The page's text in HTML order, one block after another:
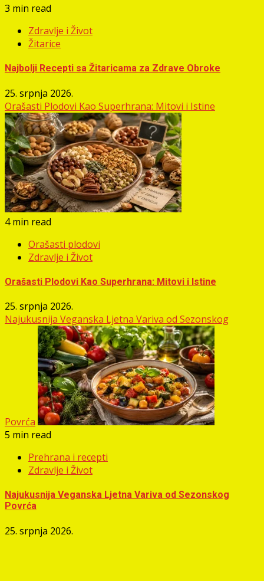
3 min read
Zdravlje i Život
Žitarice
Najbolji Recepti sa Žitaricama za Zdrave Obroke
25. srpnja 2026.
Orašasti Plodovi Kao Superhrana: Mitovi i Istine
4 min read
Orašasti plodovi
Zdravlje i Život
Orašasti Plodovi Kao Superhrana: Mitovi i Istine
25. srpnja 2026.
Najukusnija Veganska Ljetna Variva od Sezonskog
Povrća
5 min read
Prehrana i recepti
Zdravlje i Život
Najukusnija Veganska Ljetna Variva od Sezonskog
Povrća
25. srpnja 2026.